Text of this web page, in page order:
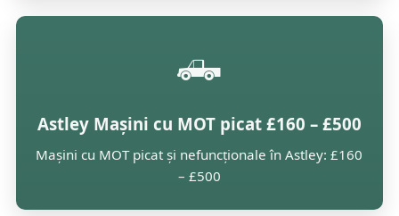
🛻
Astley Mașini cu MOT picat £160 – £500
Mașini cu MOT picat și nefuncționale în Astley: £160
– £500